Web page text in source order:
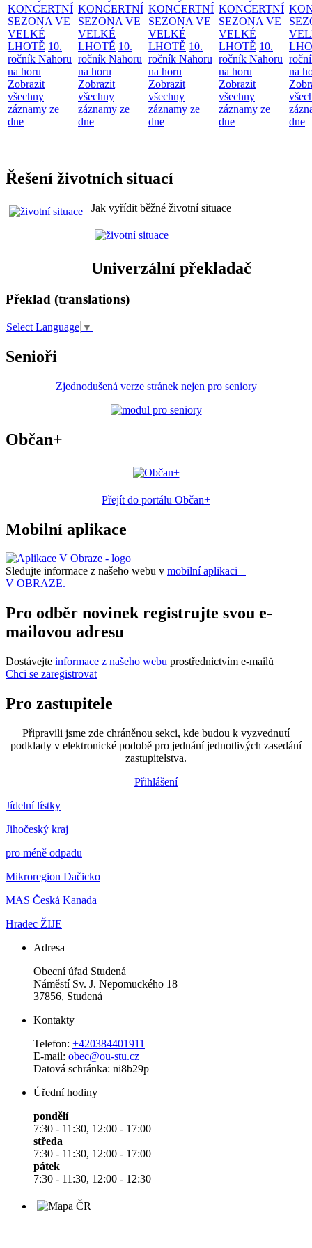
KONCERTNÍ
SEZONA VE
VELKÉ
LHOTĚ 10.
ročník Nahoru
na horu
Zobrazit
všechny
záznamy ze
dne
KONCERTNÍ
SEZONA VE
VELKÉ
LHOTĚ 10.
ročník Nahoru
na horu
Zobrazit
všechny
záznamy ze
dne
KONCERTNÍ
SEZONA VE
VELKÉ
LHOTĚ 10.
ročník Nahoru
na horu
Zobrazit
všechny
záznamy ze
dne
KONCERTNÍ
SEZONA VE
VELKÉ
LHOTĚ 10.
ročník Nahoru
na horu
Zobrazit
všechny
záznamy ze
dne
na
dne
Řešení životních situací
Jak vyřídit běžné životní situace
Univerzální překladač
Překlad (translations)
Select Language ▼
Senioři
Zjednodušená verze stránek nejen pro seniory
Občan+
Přejít do portálu Občan+
Mobilní aplikace
Sledujte informace z našeho webu v mobilní aplikaci –
V OBRAZE.
Pro odběr novinek registrujte svou e-
mailovou adresu
Dostávejte informace z našeho webu prostřednictvím e-mailů
Chci se zaregistrovat
Pro zastupitele
Připravili jsme zde chráněnou sekci, kde budou k vyzvednutí
podklady v elektronické podobě pro jednání jednotlivých zasedání
zastupitelstva.
Přihlášení
Jídelní lístky
Jihočeský kraj
pro méně odpadu
Mikroregion Dačicko
MAS Česká Kanada
Hradec ŽIJE
Adresa
Obecní úřad Studená
Náměstí Sv. J. Nepomuckého 18
37856, Studená
Kontakty
Telefon: +420384401911
E-mail: obec@ou-stu.cz
Datová schránka: ni8b29p
Úřední hodiny
pondělí
7:30 - 11:30, 12:00 - 17:00
středa
7:30 - 11:30, 12:00 - 17:00
pátek
7:30 - 11:30, 12:00 - 12:30